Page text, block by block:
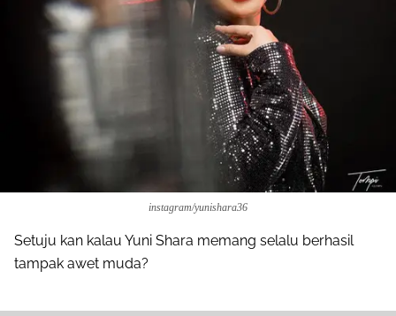
instagram/yunishara36
Setuju kan kalau Yuni Shara memang selalu berhasil
tampak awet muda?